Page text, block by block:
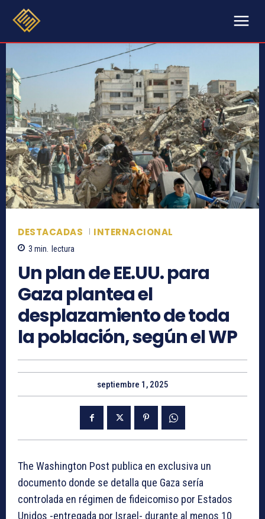
DESTACADAS INTERNACIONAL
3 min. lectura
Un plan de EE.UU. para
Gaza plantea el
desplazamiento de toda
la población, según el WP
septiembre 1, 2025
The Washington Post publica en exclusiva un
documento donde se detalla que Gaza sería
controlada en régimen de fideicomiso por Estados
Unidos -entregada por Israel- durante al menos 10